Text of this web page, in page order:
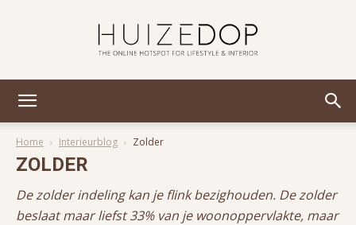
Home Interieurblog Zolder
ZOLDER
De zolder indeling kan je flink bezighouden. De zolder
beslaat maar liefst 33% van je woonoppervlakte, maar